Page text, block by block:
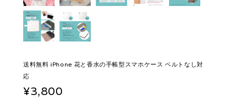
送料無料 iPhone 花と香水の手帳型スマホケース ベルトなし対
応
¥3,800